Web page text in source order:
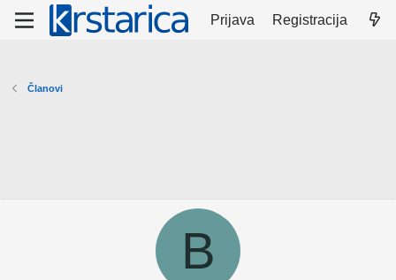
Prijava Registracija
Članovi
B